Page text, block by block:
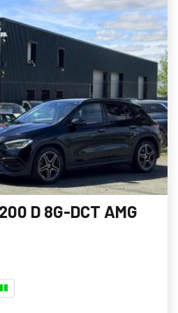
D 8G-DCT AMG